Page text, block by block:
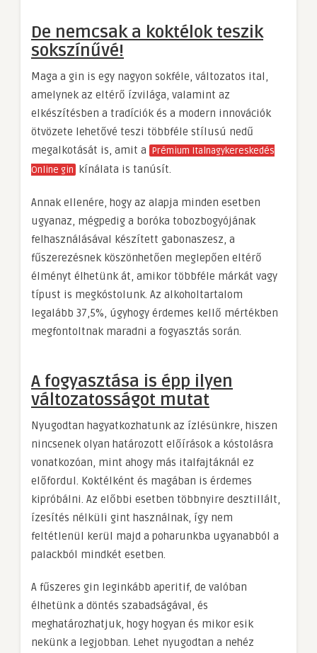
De nemcsak a koktélok teszik
sokszínűvé!
Maga a gin is egy nagyon sokféle, változatos ital,
amelynek az eltérő ízvilága, valamint az
elkészítésben a tradíciók és a modern innovációk
ötvözete lehetővé teszi többféle stílusú nedű
megalkotását is, amit a Prémium Italnagykereskedés
Online gin kínálata is tanúsít.
Annak ellenére, hogy az alapja minden esetben
ugyanaz, mégpedig a boróka tobozbogyójának
felhasználásával készített gabonaszesz, a
fűszerezésnek köszönhetően meglepően eltérő
élményt élhetünk át, amikor többféle márkát vagy
típust is megkóstolunk. Az alkoholtartalom
legalább 37,5%, úgyhogy érdemes kellő mértékben
megfontoltnak maradni a fogyasztás során.
A fogyasztása is épp ilyen
változatosságot mutat
Nyugodtan hagyatkozhatunk az ízlésünkre, hiszen
nincsenek olyan határozott előírások a kóstolásra
vonatkozóan, mint ahogy más italfajtáknál ez
előfordul. Koktélként és magában is érdemes
kipróbálni. Az előbbi esetben többnyire desztillált,
ízesítés nélküli gint használnak, így nem
feltétlenül kerül majd a poharunkba ugyanabból a
palackból mindkét esetben.
A fűszeres gin leginkább aperitif, de valóban
élhetünk a döntés szabadságával, és
meghatározhatjuk, hogy hogyan és mikor esik
nekünk a legjobban. Lehet nyugodtan a nehéz